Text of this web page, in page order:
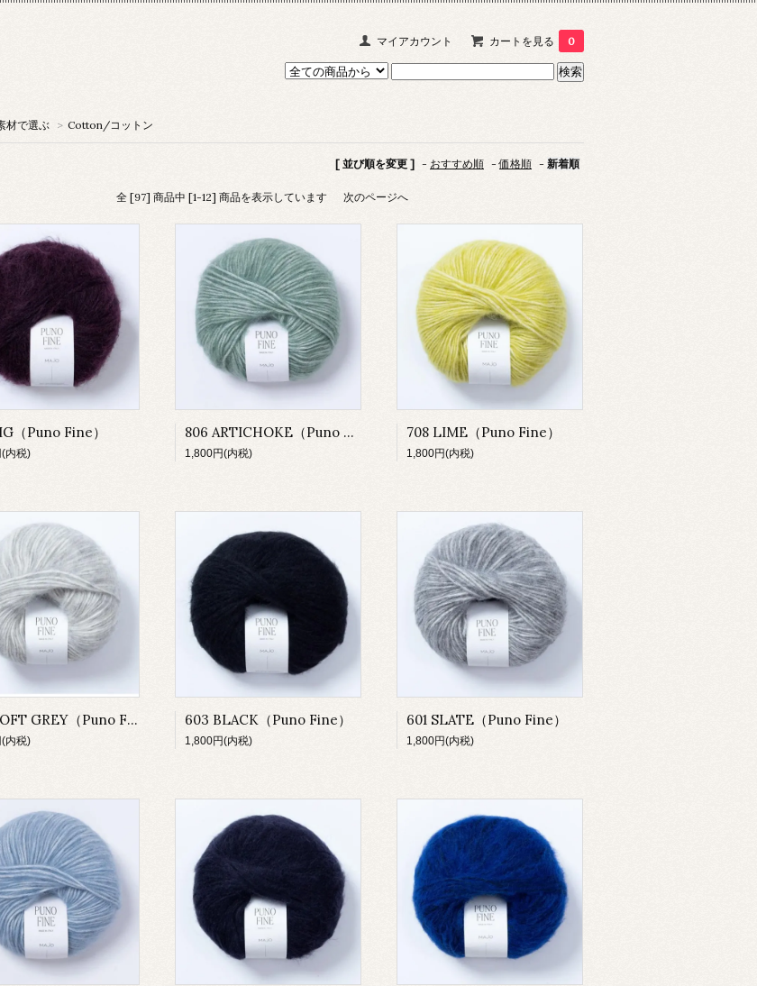
マイアカウント カートを見る 0
材で選ぶ > Cotton/コットン
[ 並び順を変更 ] - おすすめ順 -価格順 - 新着順
全 [97] 商品中 [1-12] 商品を表示しています 次のページへ
（Puno Fine）
内税)
806 ARTICHOKE（Puno Fine）
1,800円(内税)
708 LIME（Puno Fine）
1,800円(内税)
604 SOFT GREY（Puno Fine）
内税)
603 BLACK（Puno Fine）
1,800円(内税)
601 SLATE（Puno Fine）
1,800円(内税)